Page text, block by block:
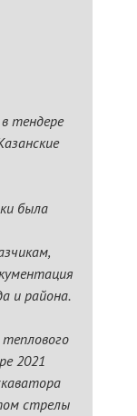
тендере
была
и района.
2021
стрелы